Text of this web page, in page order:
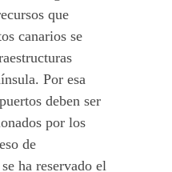
que
canarios se
Por esa
deben ser
por los
de
ha reservado el